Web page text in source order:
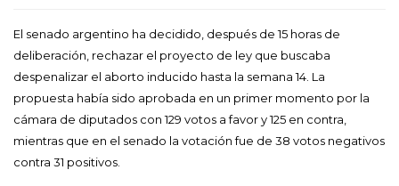
El senado argentino ha decidido, después de 15 horas de
deliberación, rechazar el proyecto de ley que buscaba
despenalizar el aborto inducido hasta la semana 14. La
propuesta había sido aprobada en un primer momento por la
cámara de diputados con 129 votos a favor y 125 en contra,
mientras que en el senado la votación fue de 38 votos negativos
contra 31 positivos.